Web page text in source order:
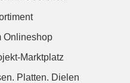
Onlineshop
Marktplatz
Platten. Dielen